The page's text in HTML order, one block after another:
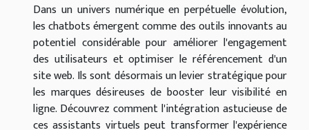
Dans un univers numérique en perpétuelle évolution,
les chatbots émergent comme des outils innovants au
potentiel considérable pour améliorer l'engagement
des utilisateurs et optimiser le référencement d'un
site web. Ils sont désormais un levier stratégique pour
les marques désireuses de booster leur visibilité en
ligne. Découvrez comment l'intégration astucieuse de
ces assistants virtuels peut transformer l'expérience